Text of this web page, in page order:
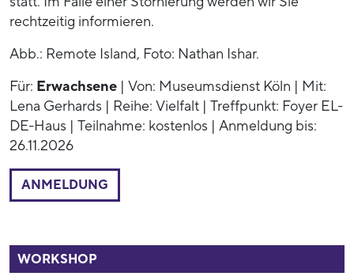
rechtzeitig informieren.
Abb.: Remote Island, Foto: Nathan Ishar.
Für: Erwachsene | Von: Museumsdienst Köln | Mit:
Lena Gerhards | Reihe: Vielfalt | Treffpunkt: Foyer EL-
DE-Haus | Teilnahme: kostenlos | Anmeldung bis:
26.11.2026
ANMELDUNG
WORKSHOP